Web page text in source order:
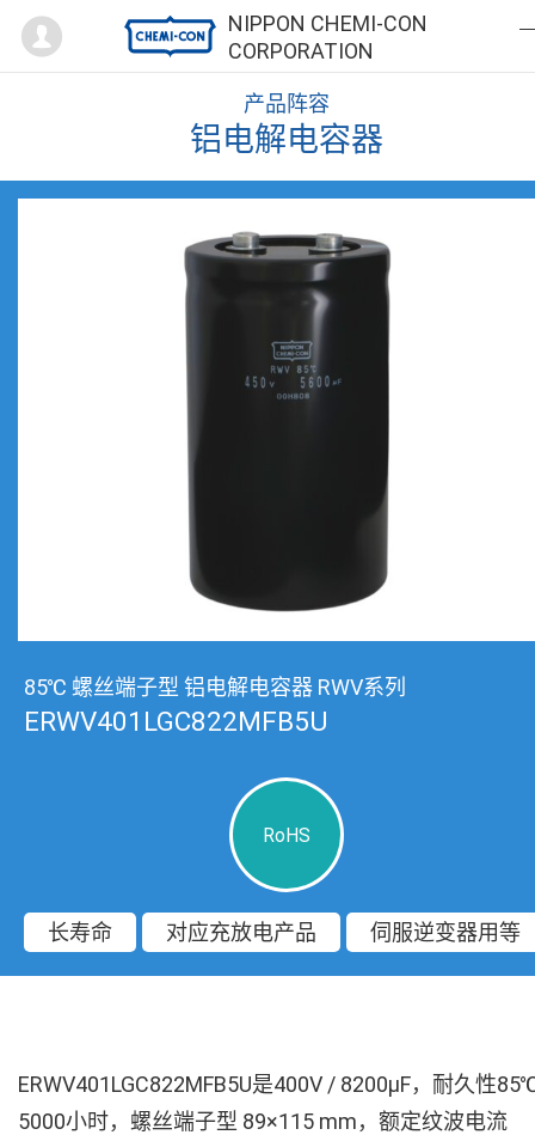
NIPPON CHEMI-CON
CORPORATION
Mypage
产品阵容
铝电解电容器
85℃ 螺丝端子型 铝电解电容器 RWV系列
ERWV401LGC822MFB5U
RoHS
长寿命 对应充放电产品 伺服逆变器用等
ERWV401LGC822MFB5U是400V / 8200µF，耐久性
5000小时，螺丝端子型 89×115 mm，额定纹波电流